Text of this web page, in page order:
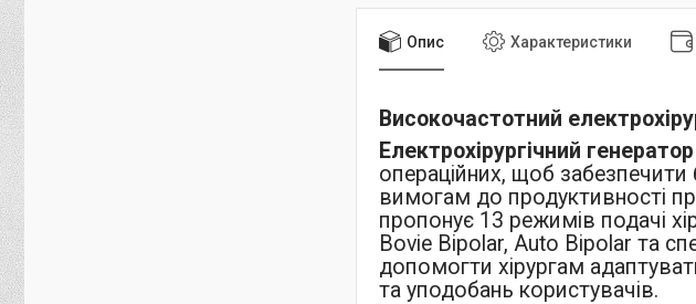
Опис Характеристики
Високочастотний
Електрохірургічний
операційних, щоб забезпечити
вимогам до продуктивності
пропонує 13 режимів подачі
Bovie Bipolar, Auto Bipolar та
допомогти хірургам
та уподобань користувачів.